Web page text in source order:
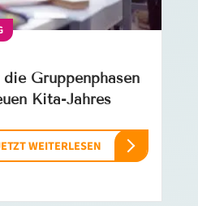
Gruppenphasen
Kita-­Jahres
WEITERLESEN